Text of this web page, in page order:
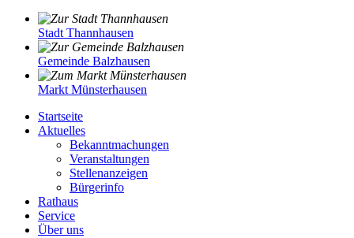
Stadt Thannhausen
Gemeinde Balzhausen
Markt Münsterhausen
Startseite
Aktuelles
Bekanntmachungen
Veranstaltungen
Stellenanzeigen
Bürgerinfo
Rathaus
Service
Über uns